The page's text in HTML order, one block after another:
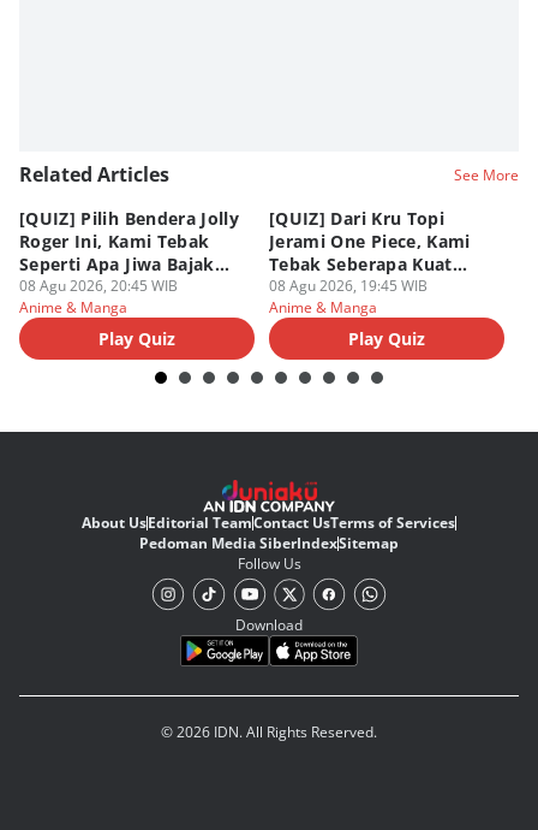
Related Articles See More
[QUIZ] Pilih Bendera Jolly
Roger Ini, Kami Tebak
Seperti Apa Jiwa Bajak
Laut Dalam Dirimu
08 Agu 2026, 20:45 WIB
Anime & Manga
Play Quiz
[QUIZ] Dari Kru Topi
Jerami One Piece, Kami
Tebak Seberapa Kuat
Mentalmu
08 Agu 2026, 19:45 WIB
Anime & Manga
Play Quiz
About UsEditorial TeamContact UsTerms of Services
Pedoman Media SiberIndexSitemap
Follow Us
Download
© 2026 IDN. All Rights Reserved.